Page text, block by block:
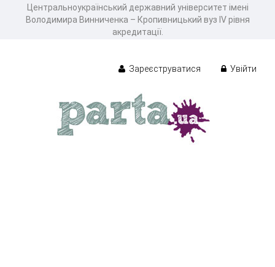
Центральноукраїнський державний університет імені
Володимира Винниченка – Кропивницький вуз IV рівня
акредитації.
Зареєструватися Увійти